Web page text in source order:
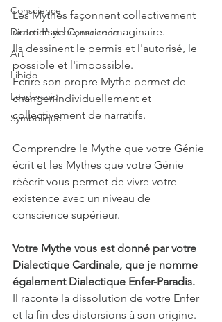
Conscience
Direction de Conscience
Art
Libido
Leadership
Symbolique
Les Mythes façonnent collectivement
notre Psyché, notre imaginaire.
Ils dessinent le permis et l'autorisé, le
possible et l'impossible.
Ecrire son propre Mythe permet de
changer individuellement et
collectivement de narratifs.
Comprendre le Mythe que votre Génie
écrit et les Mythes que votre Génie
réécrit vous permet de vivre votre
existence avec un niveau de
conscience supérieur.
Votre Mythe vous est donné par votre
Dialectique Cardinale, que je nomme
également Dialectique Enfer-Paradis.
Il raconte la dissolution de votre Enfer
et la fin des distorsions à son origine.